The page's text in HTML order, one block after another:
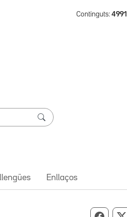
Continguts:
Enllaços